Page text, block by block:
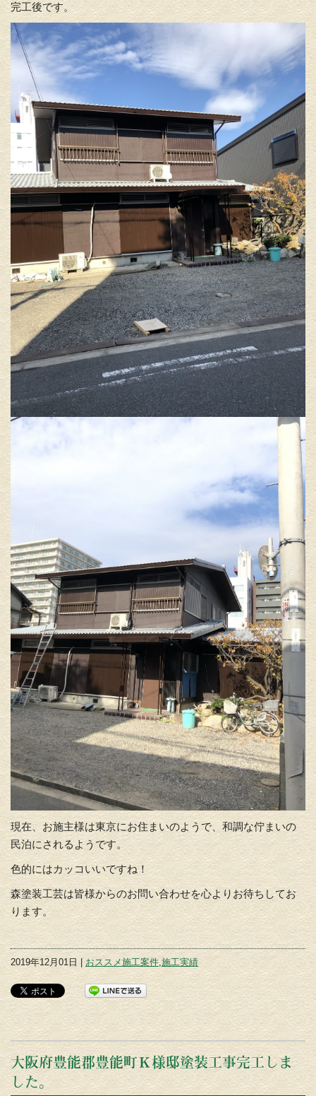
完工後です。
現在、お施主様は東京にお住まいのようで、和調な佇まいの
民泊にされるようです。
色的にはカッコいいですね！
森塗装工芸は皆様からのお問い合わせを心よりお待ちしてお
ります。
2019年12月01日 |おススメ施工案件,施工実績
大阪府豊能郡豊能町Ｋ様邸塗装工事完工しま
した。